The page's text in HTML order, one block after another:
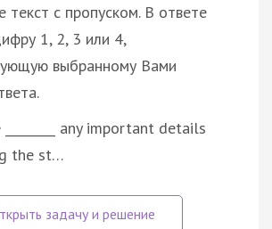
текст с пропуском. В ответе
1, 2, 3 или 4,
выбранному Вами
any important details
the st…